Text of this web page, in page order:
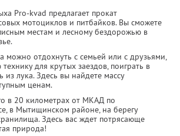
Pro-kvad предлагает прокат
мотоциклов и питбайков. Вы сможете
местам и лесному бездорожью в
можно отдохнуть с семьей или с друзьями,
для крутых заездов, поиграть в
из лука. Здесь вы найдете массу
ценам.
в 20 километрах от МКАД по
в Мытищинском районе, на берегу
Здесь вас ждет потрясающе
природа!